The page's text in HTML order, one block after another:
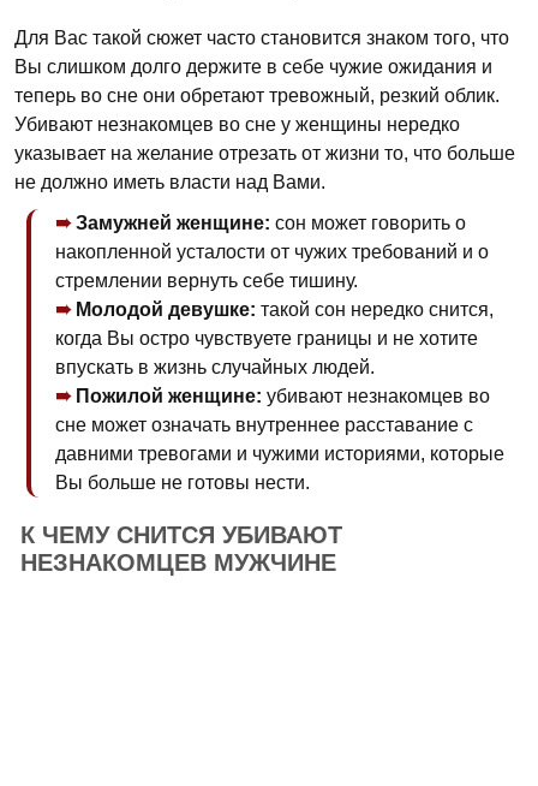
Для Вас такой сюжет часто становится знаком того, что
Вы слишком долго держите в себе чужие ожидания и
теперь во сне они обретают тревожный, резкий облик.
Убивают незнакомцев во сне у женщины нередко
указывает на желание отрезать от жизни то, что больше
не должно иметь власти над Вами.
Замужней женщине: сон может говорить о
накопленной усталости от чужих требований и о
стремлении вернуть себе тишину.
Молодой девушке: такой сон нередко снится,
когда Вы остро чувствуете границы и не хотите
впускать в жизнь случайных людей.
Пожилой женщине: убивают незнакомцев во
сне может означать внутреннее расставание с
давними тревогами и чужими историями, которые
Вы больше не готовы нести.
К ЧЕМУ СНИТСЯ УБИВАЮТ
НЕЗНАКОМЦЕВ МУЖЧИНЕ